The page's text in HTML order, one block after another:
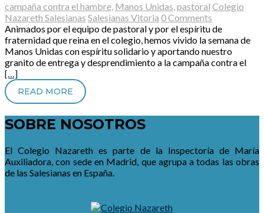
campaña contra el hambre, Manos Unidas,pastoral Colegio
Nazareth Salesianas Salesianas Vitoria 0 Comments
Animados por el equipo de pastoral y por el espíritu de
fraternidad que reina en el colegio, hemos vivido la semana de
Manos Unidas con espíritu solidario y aportando nuestro
granito de entrega y desprendimiento a la campaña contra el
[…]
READ MORE
SOBRE NOSOTROS
El Colegio Nazareth es parte de la Inspectoría de María
Auxiliadora, con sede en Madrid, que agrupa a todas las obras
de las Salesianas en España.